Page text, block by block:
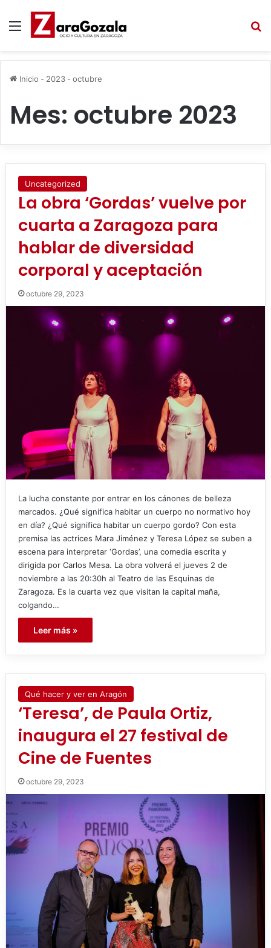
Menú
Inicio - 2023 - octubre
Mes: octubre 2023
Uncategorized
La obra ‘Gordas’ vuelve por
cuarta a Zaragoza para
hablar de diversidad
corporal y aceptación
octubre 29, 2023
La lucha constante por entrar en los cánones de belleza
marcados. ¿Qué significa habitar un cuerpo no normativo hoy
en día? ¿Qué significa habitar un cuerpo gordo? Con esta
premisa las actrices Mara Jiménez y Teresa López se suben a
escena para interpretar ‘Gordas’, una comedia escrita y
dirigida por Carlos Mesa. La obra volverá el jueves 2 de
noviembre a las 20:30h al Teatro de las Esquinas de
Zaragoza. Es la cuarta vez que visitan la capital maña,
colgando…
Leer más »
Qué hacer y ver en Aragón
‘Teresa’, de Paula Ortiz,
inaugura el 27 festival de
Cine de Fuentes
octubre 29, 2023